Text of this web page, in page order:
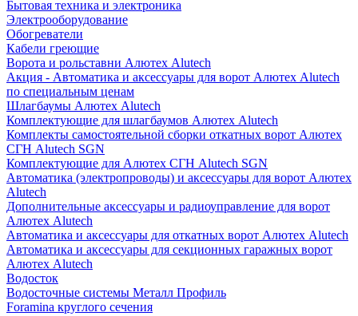
Бытовая техника и электроника
Электрооборудование
Обогреватели
Кабели греющие
Ворота и рольставни Алютех Alutech
Акция - Автоматика и аксессуары для ворот Алютех Alutech
по специальным ценам
Шлагбаумы Алютех Alutech
Комплектующие для шлагбаумов Алютех Alutech
Комплекты самостоятельной сборки откатных ворот Алютех
СГН Alutech SGN
Комплектующие для Алютех СГН Alutech SGN
Автоматика (электропроводы) и аксессуары для ворот Алютех
Alutech
Дополнительные аксессуары и радиоуправление для ворот
Алютех Alutech
Автоматика и аксессуары для откатных ворот Алютех Alutech
Автоматика и аксессуары для секционных гаражных ворот
Алютех Alutech
Водосток
Водосточные системы Металл Профиль
Foramina круглого сечения